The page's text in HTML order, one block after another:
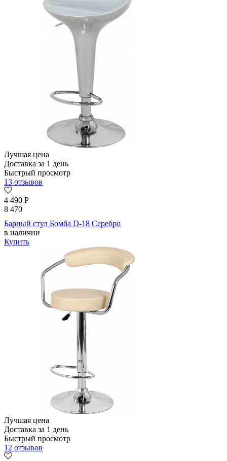
Лучшая цена
Доставка за 1 день
Быстрый просмотр
13 отзывов
4 490 Р
8 470
Барный стул Бомба D-18 Серебро
в наличии
Купить
Лучшая цена
Доставка за 1 день
Быстрый просмотр
12 отзывов